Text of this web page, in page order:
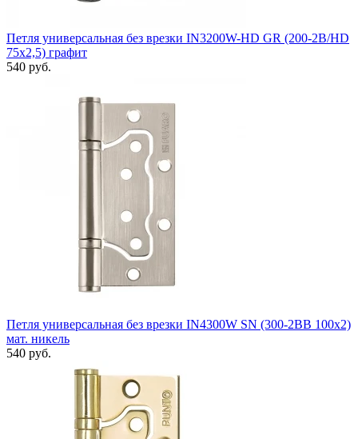
Петля универсальная без врезки IN3200W-HD GR (200-2B/HD
75x2,5) графит
540 руб.
Петля универсальная без врезки IN4300W SN (300-2BB 100x2)
мат. никель
540 руб.